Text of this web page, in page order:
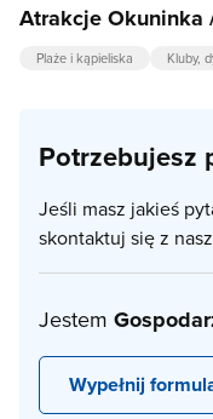
Atrakcje Okuninka
Plaże i kąpieliska Kluby,
Potrzebujesz
Jeśli masz jakieś
skontaktuj się z
Jestem
Wypełnij